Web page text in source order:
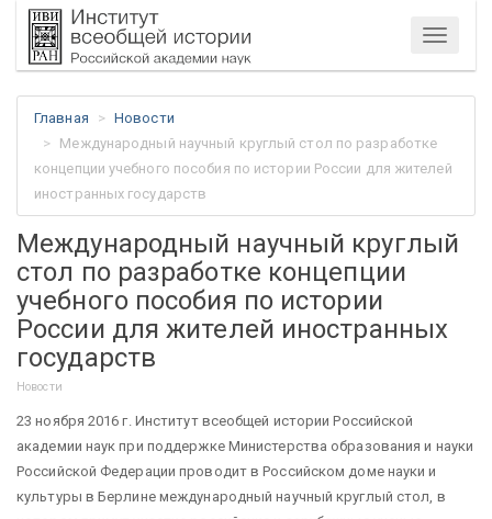
Меню
Главная
Новости
Международный научный круглый стол по разработке
концепции учебного пособия по истории России для жителей
иностранных государств
Международный научный круглый
стол по разработке концепции
учебного пособия по истории
России для жителей иностранных
государств
Новости
23 ноября 2016 г. Институт всеобщей истории Российской
академии наук при поддержке Министерства образования и науки
Российской Федерации проводит в Российском доме науки и
культуры в Берлине международный научный круглый стол, в